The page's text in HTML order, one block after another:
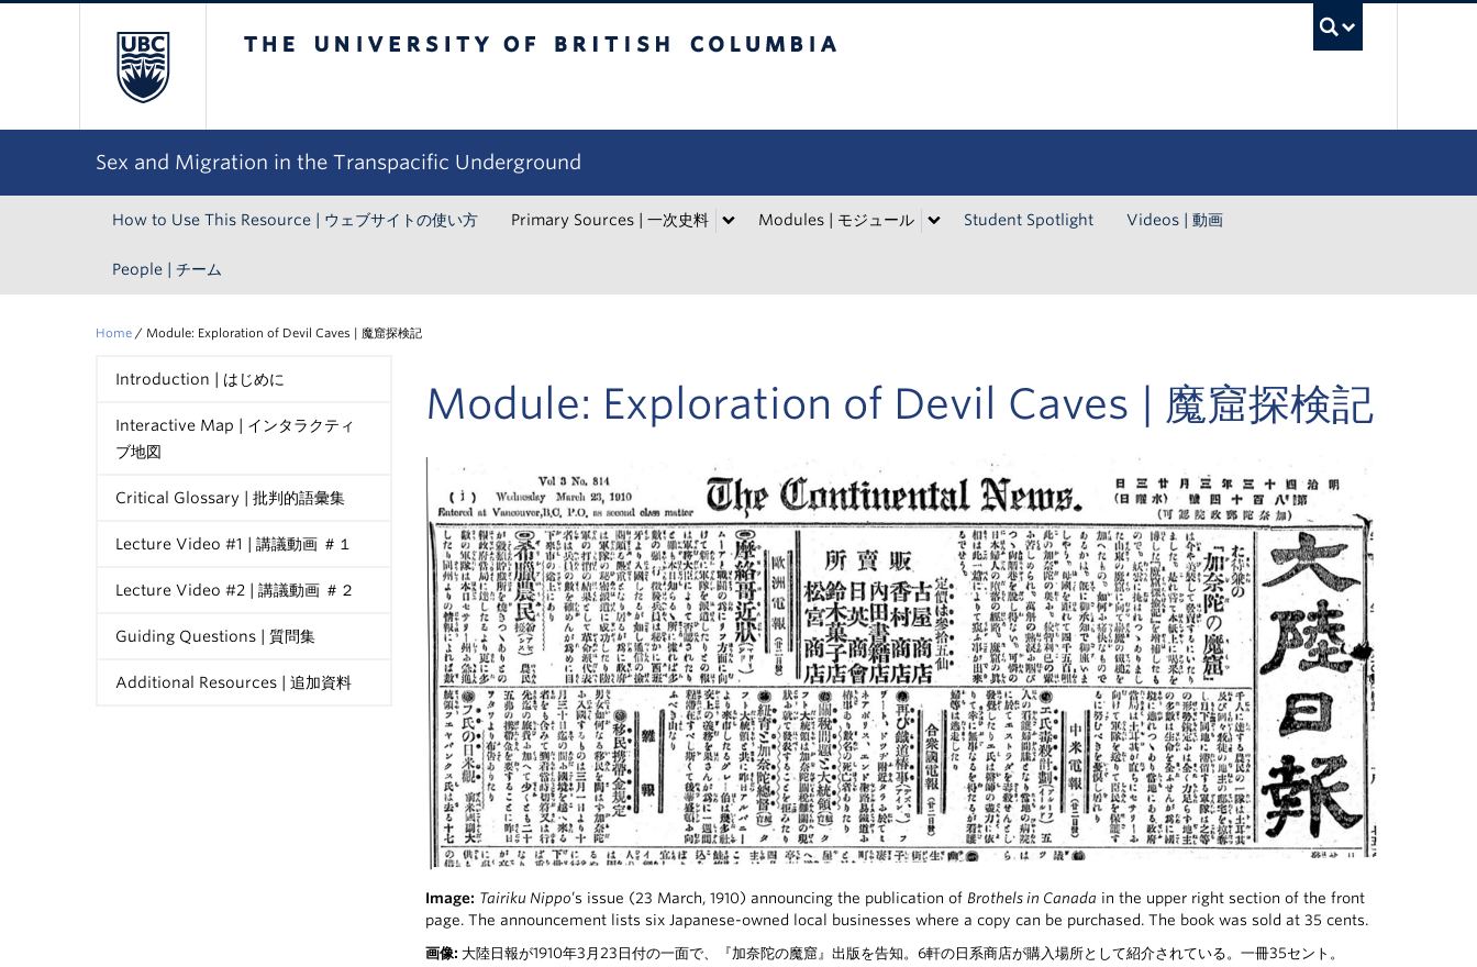
Sex and Migration in the Transpacific Underground
How to Use This Resource | ウェブサイトの使い方 Primary Sources | 一次史料 Modules | モジュール Student Spotlight Videos | 動画
People | チーム
Home / Module: Exploration of Devil Caves | 魔窟探検記
Introduction | はじめに
Interactive Map | インタラクティ
ブ地図
Critical Glossary | 批判的語彙集
Lecture Video #1 | 講議動画 ＃１
Lecture Video #2 | 講議動画 ＃２
Guiding Questions | 質問集
Additional Resources | 追加資料
Module: Exploration of Devil Caves | 魔窟探検記
Image: Tairiku Nippo’s issue (23 March, 1910) announcing the publication of Brothels in Canada in the upper right section of the front
page. The announcement lists six Japanese-owned local businesses where a copy can be purchased. The book was sold at 35 cents.
画像: 大陸日報が1910年3月23日付の一面で、『加奈陀の魔窟』出版を告知。6軒の日系商店が購入場所として紹介されている。一冊35セント。